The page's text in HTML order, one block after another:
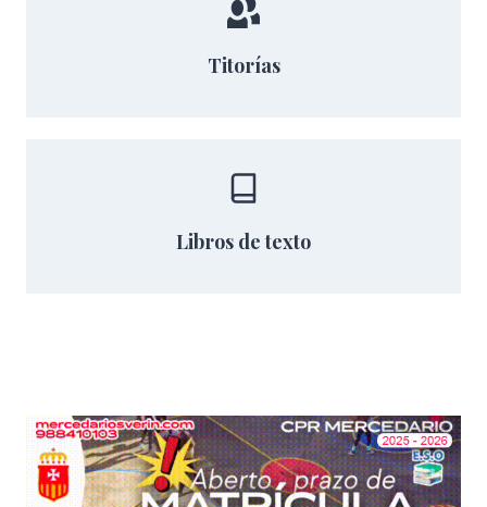
Titorías
Libros de texto